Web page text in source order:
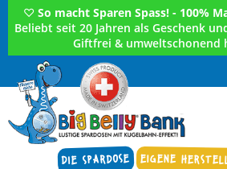
♡ So macht Sparen Spass! - 100%
Beliebt seit 20 Jahren als Geschenk
Giftfrei & umweltschonend
DIE SPARDOSE EIGENE